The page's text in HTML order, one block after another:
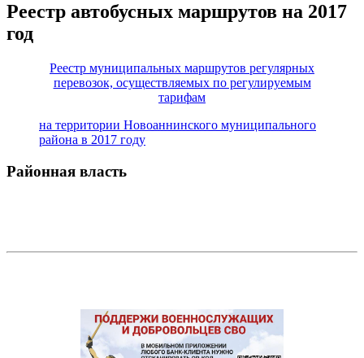
Реестр автобусных маршрутов на 2017
год
Реестр муниципальных маршрутов регулярных
перевозок, осуществляемых по регулируемым
тарифам
на территории Новоаннинского муниципального
района в 2017 году
Районная власть